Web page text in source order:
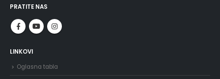
PRATITE NAS
LINKOVI
Oglasna tabla